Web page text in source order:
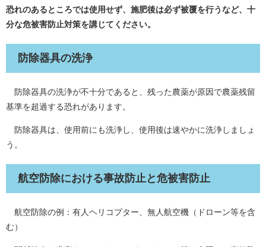
恐れのあるところでは使用せず、施肥後は必ず被覆を行うなど、十
分な危被害防止対策を講じてください。
防除器具の洗浄
防除器具の洗浄が不十分であると、残った農薬が原因で農薬残留
基準を超過する恐れがあります。
防除器具は、使用前にも洗浄し、使用後は速やかに洗浄しましょ
う。
航空防除における事故防止と危被害防止
航空防除の例：有人ヘリコプター、無人航空機（ドローン等を含
む）